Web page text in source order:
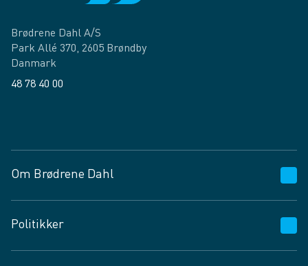
Brødrene Dahl A/S
Park Allé 370, 2605 Brøndby
Danmark
48 78 40 00
Om Brødrene Dahl
Vagttelefon 30 10 89 89
Spørgsmål og svar
Politikker